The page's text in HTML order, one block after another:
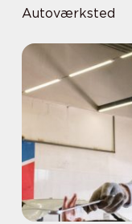
Autoværksted